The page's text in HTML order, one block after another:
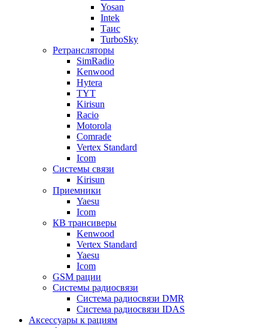
Yosan
Intek
Таис
TurboSky
Ретрансляторы
SimRadio
Kenwood
Hytera
TYT
Kirisun
Racio
Motorola
Comrade
Vertex Standard
Icom
Системы связи
Kirisun
Приемники
Yaesu
Icom
КВ трансиверы
Kenwood
Vertex Standard
Yaesu
Icom
GSM рации
Системы радиосвязи
Система радиосвязи DMR
Система радиосвязи IDAS
Аксессуары к рациям